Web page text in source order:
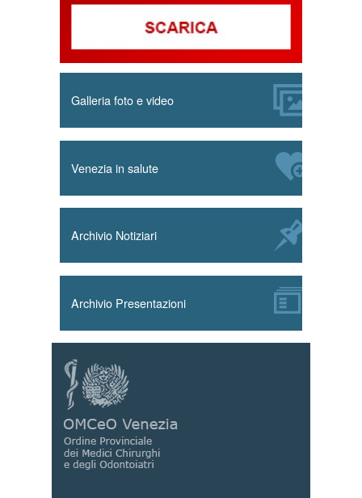
Galleria foto e video
Venezia in salute
Archivio Notiziari
Archivio Presentazioni